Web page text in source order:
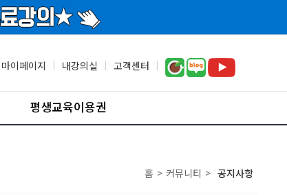
마이페이지 | 내강의실 | 고객센터 |
평생교육이용권
홈 > 커뮤니티 > 공지사항